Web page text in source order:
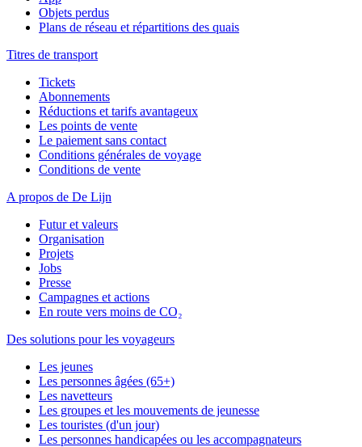
Objets perdus
Plans de réseau et répartitions des quais
Titres de transport
Tickets
Abonnements
Réductions et tarifs avantageux
Les points de vente
Le paiement sans contact
Conditions générales de voyage
Conditions de vente
A propos de De Lijn
Futur et valeurs
Organisation
Projets
Jobs
Presse
Campagnes et actions
En route vers moins de CO₂
Des solutions pour les voyageurs
Les jeunes
Les personnes âgées (65+)
Les navetteurs
Les groupes et les mouvements de jeunesse
Les touristes (d'un jour)
Les personnes handicapées ou les accompagnateurs